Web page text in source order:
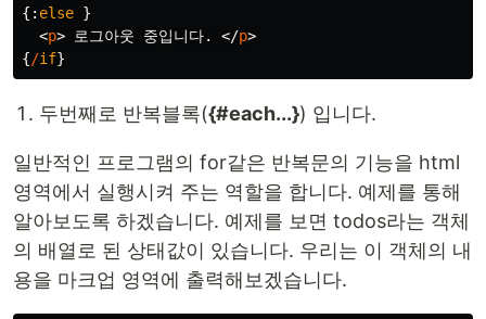
{: else }
<p> 로그아웃 중입니다. </p>
{/if}
두번째로 반복블록({#each...}) 입니다.
일반적인 프로그램의 for같은 반복문의 기능을 html
영역에서 실행시켜 주는 역할을 합니다. 예제를 통해
알아보도록 하겠습니다. 예제를 보면 todos라는 객체
의 배열로 된 상태값이 있습니다. 우리는 이 객체의 내
용을 마크업 영역에 출력해보겠습니다.